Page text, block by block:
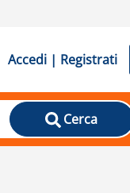
Accedi | Registrati
Cerca